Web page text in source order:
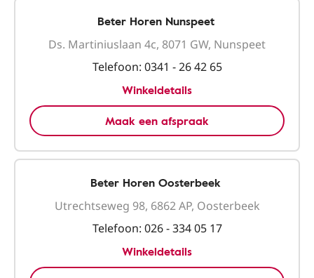
Beter Horen Nunspeet
Ds. Martiniuslaan 4c, 8071 GW, Nunspeet
Telefoon: 0341 - 26 42 65
Winkeldetails
Maak een afspraak
Beter Horen Oosterbeek
Utrechtseweg 98, 6862 AP, Oosterbeek
Telefoon: 026 - 334 05 17
Winkeldetails